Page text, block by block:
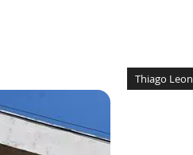
Thiago Leon